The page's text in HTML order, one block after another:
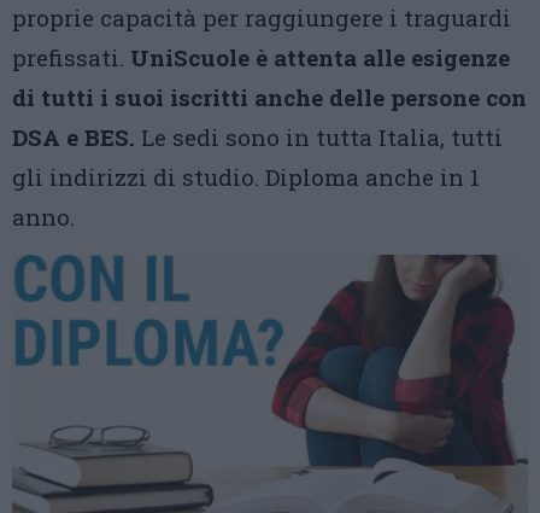
proprie capacità per raggiungere i traguardi
prefissati. UniScuole è attenta alle esigenze
di tutti i suoi iscritti anche delle persone con
DSA e BES. Le sedi sono in tutta Italia, tutti
gli indirizzi di studio. Diploma anche in 1
anno.